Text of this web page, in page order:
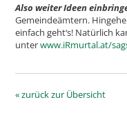
Also weiter Ideen
Gemeindeämtern.
einfach geht‘s! Natürlich
unterwww.iRmurtal.at/
« zurück zur Übersicht